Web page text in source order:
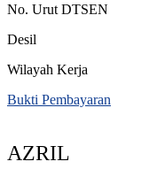
No. Urut DTSEN
Desil
Wilayah Kerja
Bukti Pembayaran
AZRIL